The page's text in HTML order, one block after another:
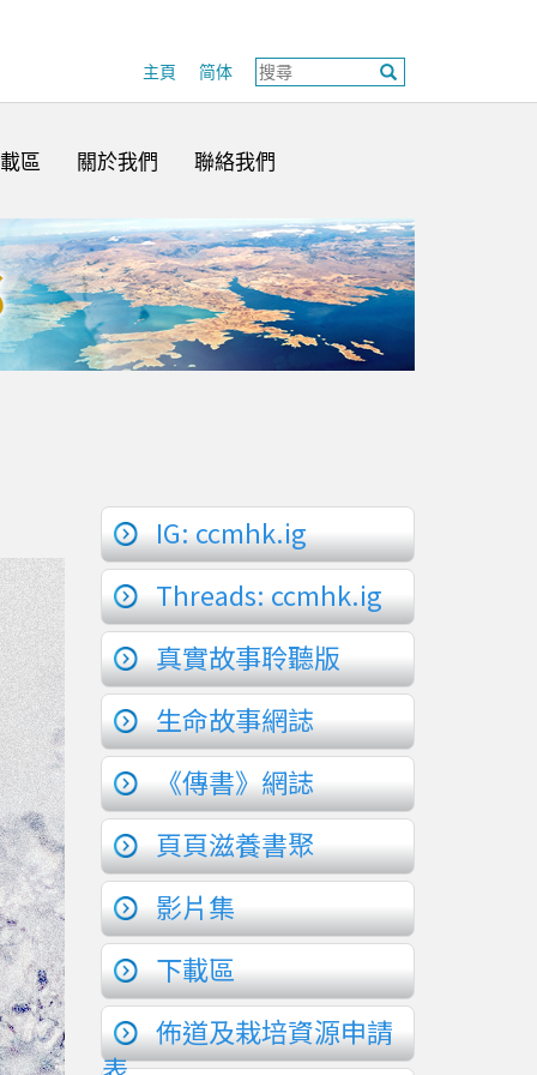
主頁 简体
區 關於我們 聯絡我們
IG: ccmhk.ig
Threads: ccmhk.ig
真實故事聆聽版
生命故事網誌
《傳書》網誌
頁頁滋養書聚
影片集
下載區
佈道及栽培資源申請